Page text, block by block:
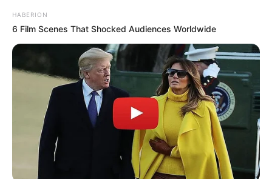
HABERION
6 Film Scenes That Shocked Audiences Worldwide